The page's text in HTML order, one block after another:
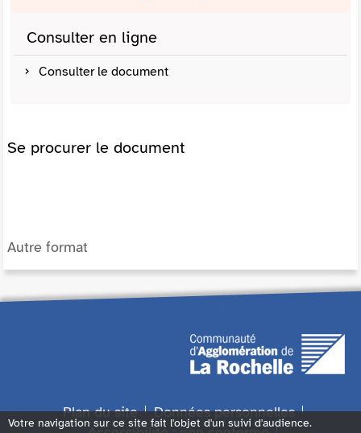
Consulter en ligne
Consulter le document
Se procurer le document
Autre format
Plan du site
Données personnelles
Votre navigation sur ce site fait l'objet d'un suivi d'audience.